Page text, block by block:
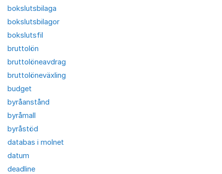
bokslutsbilaga
bokslutsbilagor
bokslutsfil
bruttolön
bruttolöneavdrag
bruttolöneväxling
budget
byråanstånd
byråmall
byråstöd
databas i molnet
datum
deadline